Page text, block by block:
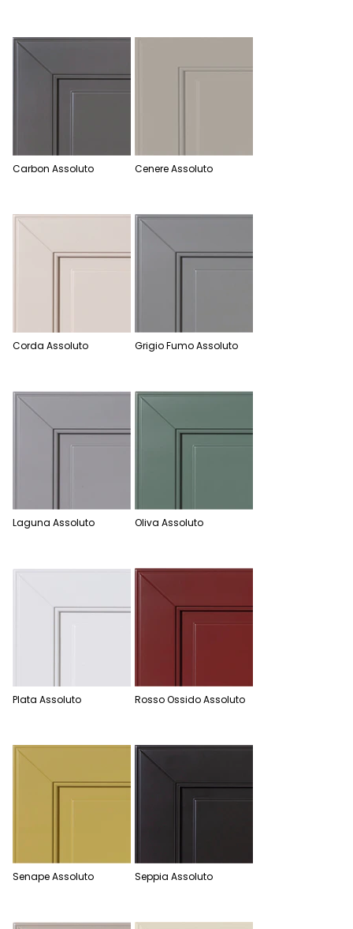
Carbon Assoluto Cenere Assoluto
Corda Assoluto Grigio Fumo Assoluto
Laguna Assoluto Oliva Assoluto
Plata Assoluto Rosso Ossido Assoluto
Senape Assoluto Seppia Assoluto